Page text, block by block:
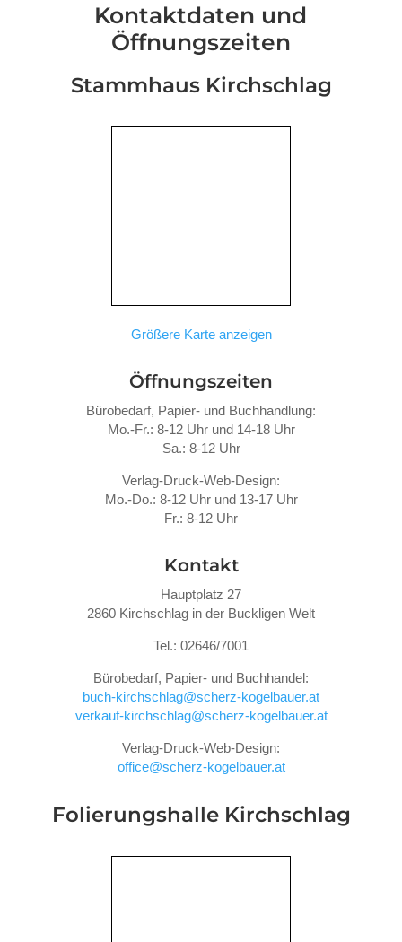
Kontaktdaten und
Öffnungszeiten
Stammhaus Kirchschlag
Größere Karte anzeigen
Öffnungszeiten
Bürobedarf, Papier- und Buchhandlung:
Mo.-Fr.: 8-12 Uhr und 14-18 Uhr
Sa.: 8-12 Uhr
Verlag-Druck-Web-Design:
Mo.-Do.: 8-12 Uhr und 13-17 Uhr
Fr.: 8-12 Uhr
Kontakt
Hauptplatz 27
2860 Kirchschlag in der Buckligen Welt
Tel.: 02646/7001
Bürobedarf, Papier- und Buchhandel:
buch-kirchschlag@scherz-kogelbauer.at
verkauf-kirchschlag@scherz-kogelbauer.at
Verlag-Druck-Web-Design:
office@scherz-kogelbauer.at
Folierungshalle Kirchschlag